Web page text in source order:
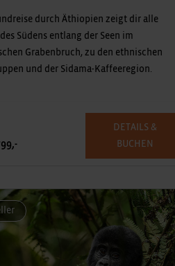
durch Äthiopien zeigt dir alle
Südens entlang der Seen im
Grabenbruch, zu den ethnischen
und der Sidama-Kaffeeregion.
DETAILS &
BUCHEN